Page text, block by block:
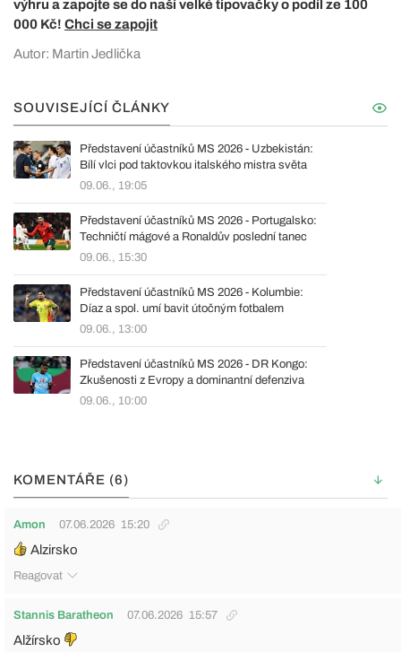
výhru a zapojte se do naší velké tipovačky o podíl ze 100
000 Kč! Chci se zapojit
Autor: Martin Jedlička
SOUVISEJÍCÍ ČLÁNKY
Představení účastníků MS 2026 - Uzbekistán:
Bílí vlci pod taktovkou italského mistra světa
09.06., 19:05
Představení účastníků MS 2026 - Portugalsko:
Techničtí mágové a Ronaldův poslední tanec
09.06., 15:30
Představení účastníků MS 2026 - Kolumbie:
Díaz a spol. umí bavit útočným fotbalem
09.06., 13:00
Představení účastníků MS 2026 - DR Kongo:
Zkušenosti z Evropy a dominantní defenziva
09.06., 10:00
KOMENTÁŘE (6)
Amon 07.06.2026 15:20
Alzirsko
Reagovat
Stannis Baratheon 07.06.2026 15:57
Alžírsko